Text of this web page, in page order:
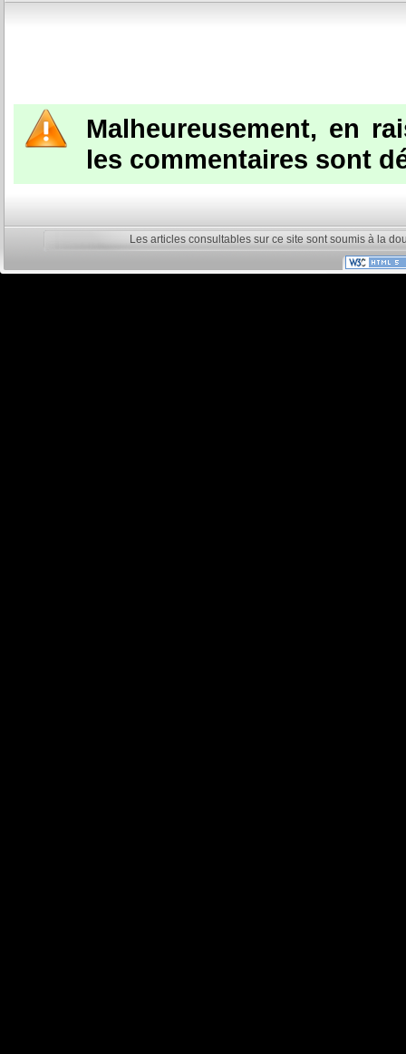
Malheureusement, en
les commentaires sont
Les articles consultables sur ce site sont soumis à la